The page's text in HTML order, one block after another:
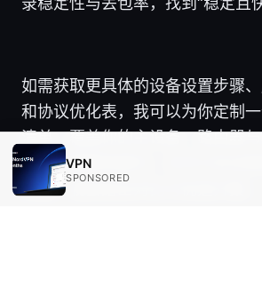
如需获取更具体的设备设置步骤
和协议优化表，我可以为你定制
清单，覆盖你的主设备、路由器
价格和套餐有疑问，也可以告诉
数量，我会给出对比与优选方案。
VPN
SPONSORED